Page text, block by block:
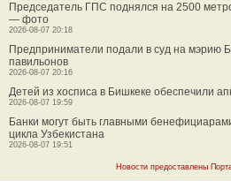
Председатель ГПС поднялся на 2500
— фото
2026-08-07 20:18
Предприниматели подали в суд на мэрию
павильонов
2026-08-07 20:16
Детей из хосписа в Бишкеке обеспечили
2026-08-07 19:59
Банки могут быть главными
цикла Узбекистана
2026-08-07 19:51
Новости предоставлены